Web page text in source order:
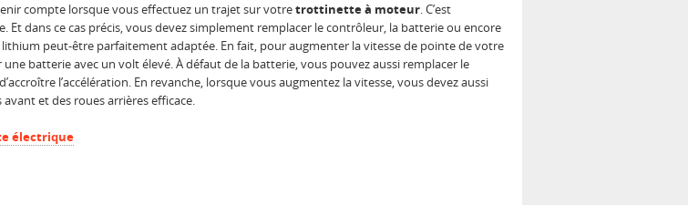
compte lorsque vous effectuez un trajet sur votretrottinette à moteur. C’est
dans ce cas précis, vous devez simplement remplacer le contrôleur, la batterie ou encore
peut-être parfaitement adaptée. En fait, pour augmenter la vitesse de pointe de votre
une batterie avec un volt élevé. À défaut de la batterie, vous pouvez aussi remplacer le
l’accélération. En revanche, lorsque vous augmentez la vitesse, vous devez aussi
et des roues arrières efficace.
électrique